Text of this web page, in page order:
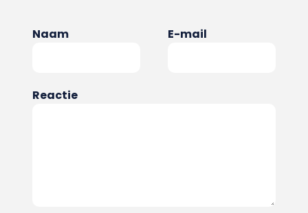
Naam E-mail
Reactie